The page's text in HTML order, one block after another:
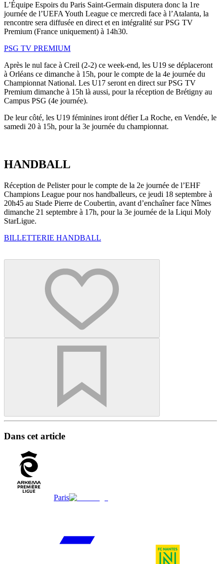
L’Équipe Espoirs du Paris Saint-Germain disputera donc la 1re
journée de l’UEFA Youth League ce mercredi face à l’Atalanta, la
rencontre sera diffusée en direct et en intégralité sur PSG TV
Premium (France uniquement) à 14h30.
PSG TV PREMIUM
Après le nul face à Creil (2-2) ce week-end, les U19 se déplaceront
à Orléans ce dimanche à 15h, pour le compte de la 4e journée du
Championnat National. Les U17 seront en direct sur PSG TV
Premium dimanche à 15h là aussi, pour la réception de Brétigny au
Campus PSG (4e journée).
De leur côté, les U19 féminines iront défier La Roche, en Vendée, le
samedi 20 à 15h, pour la 3e journée du championnat.
HANDBALL
Réception de Pelister pour le compte de la 2e journée de l’EHF
Champions League pour nos handballeurs, ce jeudi 18 septembre à
20h45 au Stade Pierre de Coubertin, avant d’enchaîner face Nîmes
dimanche 21 septembre à 17h, pour la 3e journée de la Liqui Moly
StarLigue.
BILLETTERIE HANDBALL
Dans cet article
Paris